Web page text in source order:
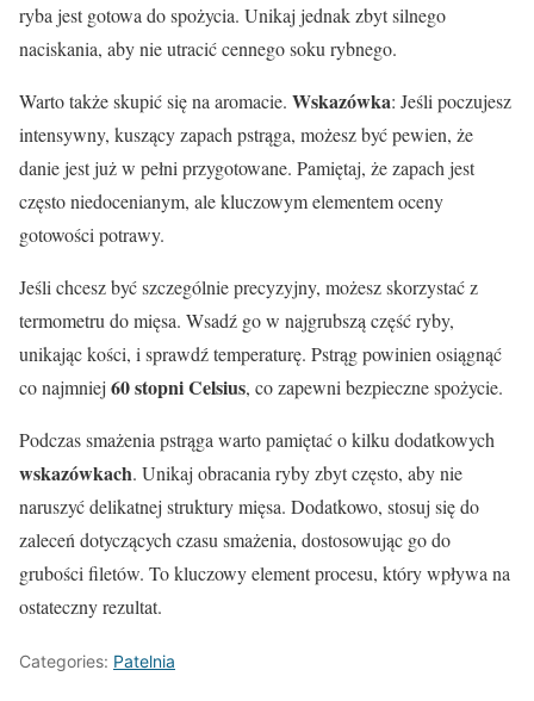
ryba jest gotowa do spożycia. Unikaj jednak zbyt silnego
naciskania, aby nie utracić cennego soku rybnego.
Warto także skupić się na aromacie. Wskazówka: Jeśli poczujesz
intensywny, kuszący zapach pstrąga, możesz być pewien, że
danie jest już w pełni przygotowane. Pamiętaj, że zapach jest
często niedocenianym, ale kluczowym elementem oceny
gotowości potrawy.
Jeśli chcesz być szczególnie precyzyjny, możesz skorzystać z
termometru do mięsa. Wsadź go w najgrubszą część ryby,
unikając kości, i sprawdź temperaturę. Pstrąg powinien osiągnąć
co najmniej 60 stopni Celsius, co zapewni bezpieczne spożycie.
Podczas smażenia pstrąga warto pamiętać o kilku dodatkowych
wskazówkach. Unikaj obracania ryby zbyt często, aby nie
naruszyć delikatnej struktury mięsa. Dodatkowo, stosuj się do
zaleceń dotyczących czasu smażenia, dostosowując go do
grubości filetów. To kluczowy element procesu, który wpływa na
ostateczny rezultat.
Categories: Patelnia